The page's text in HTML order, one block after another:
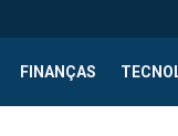
FINANÇAS